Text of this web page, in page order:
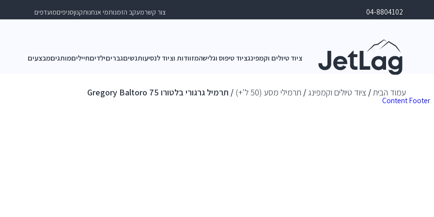
Content Footer
04-8804102 צור קשרמעקב הזמנותמי אנחנותקנוןסניפיםמועדפים
ציוד טיולים וקמפינגציוד טיפוס וגלישהמזוודות וציוד לנסיעותנשיםגבריםילדיםחייליםמותגיםמבצעים
עמוד הבית/ ציוד טיולים וקמפינג/ תרמילי מסע (50 ל'+) / תרמיל גרגורי בלטורו Gregory Baltoro 75